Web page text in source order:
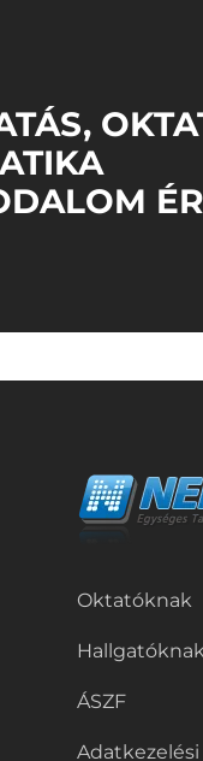
Oktatóknak
ÁSZF